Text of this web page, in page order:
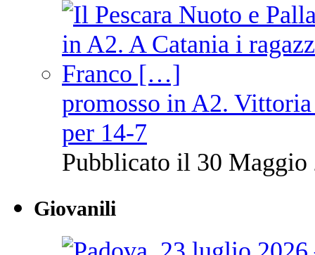
promosso in A2.
per 14-7
Pubblicato il 30 Maggio
Giovanili